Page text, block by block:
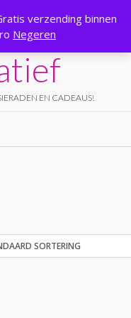
verzending binnen
Negeren
EN CADEAUS!